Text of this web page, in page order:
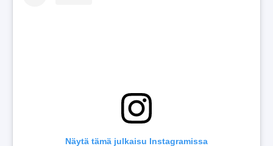
Näytä tämä julkaisu Instagramissa